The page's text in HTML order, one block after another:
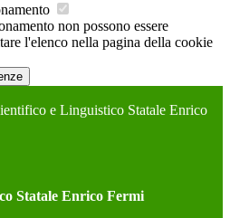
non possono essere
l'elenco nella pagina della cookie
e Linguistico Statale Enrico
Statale Enrico Fermi